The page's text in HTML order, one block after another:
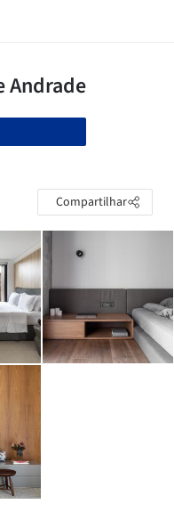
Compartilhar